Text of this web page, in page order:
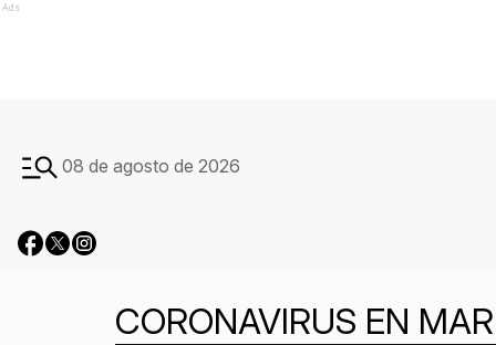
Ads
08 de agosto de 2026
CORONAVIRUS EN